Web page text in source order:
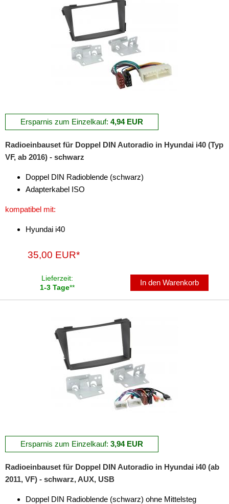
für Mitsubishi
für Pontiac
für Porsche
für Renault
für Rover
für Saab
für Saturn
für Scion
für Toyota
für Volkswagen
für Volvo
Universal
Ersparnis zum Einzelkauf: 4,94 EUR
Radioeinbauset für Doppel DIN Autoradio in Hyundai i40 (Typ
VF, ab 2016) - schwarz
Doppel DIN Radioblende (schwarz)
Adapterkabel ISO
kompatibel mit:
Hyundai i40
35,00 EUR*
Lieferzeit:
1-3 Tage**
In den Warenkorb
Ersparnis zum Einzelkauf: 3,94 EUR
Radioeinbauset für Doppel DIN Autoradio in Hyundai i40 (ab
2011, VF) - schwarz, AUX, USB
Doppel DIN Radioblende (schwarz) ohne Mittelsteg